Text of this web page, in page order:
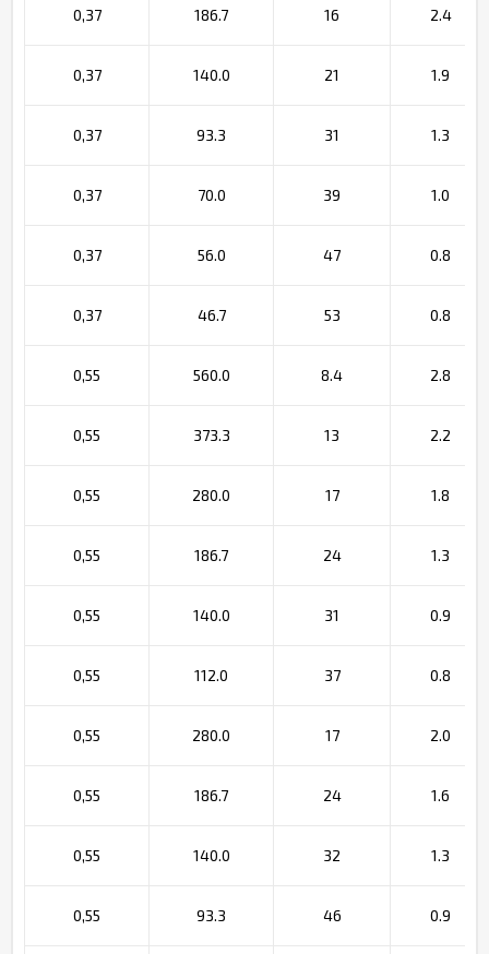
0,37 186.7 16 2.4
0,37 140.0 21 1.9
0,37 93.3 31 1.3
0,37 70.0 39 1.0
0,37 56.0 47 0.8
0,37 46.7 53 0.8
0,55 560.0 8.4 2.8
0,55 373.3 13 2.2
0,55 280.0 17 1.8
0,55 186.7 24 1.3
0,55 140.0 31 0.9
0,55 112.0 37 0.8
0,55 280.0 17 2.0
0,55 186.7 24 1.6
0,55 140.0 32 1.3
0,55 93.3 46 0.9